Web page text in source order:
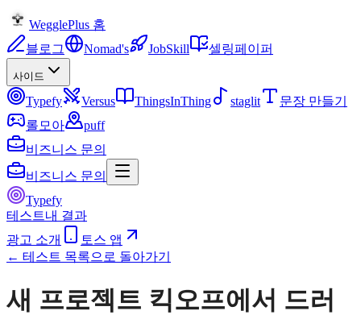
WegglePlus 홈
블로그
Nomad's JobSkill 셀링페이퍼
사이드
Typefy Versus ThingsInThing staglit
문장 만들기
롤모아
puff
비즈니스 문의
비즈니스 문의
Typefy
테스트내 결과
광고 소개
토스 앱
← 테스트 목록으로 돌아가기
새 프로젝트 킥오프에서 드러